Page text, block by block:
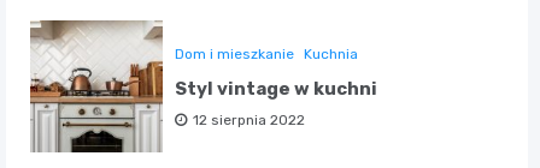
Dom i mieszkanie Kuchnia
Styl vintage w kuchni
12 sierpnia 2022